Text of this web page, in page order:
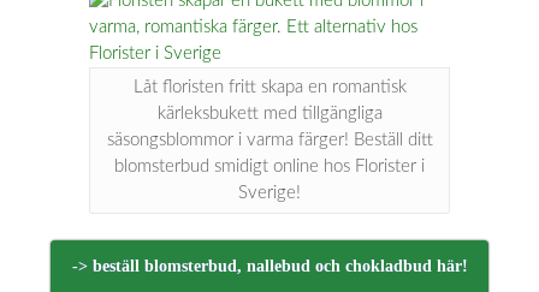
Låt floristen fritt skapa en romantisk
kärleksbukett med tillgängliga
säsongsblommor i varma färger! Beställ ditt
blomsterbud smidigt online hos Florister i
Sverige!
-> beställ blomsterbud, nallebud och chokladbud här!